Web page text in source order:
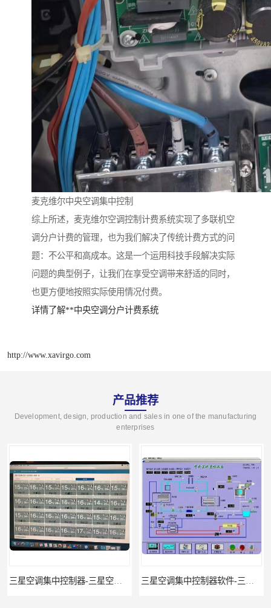
麦克维尔中央空调集中控制
综上所述，麦克维尔空调控制计费系统实现了多联机空
调分户计费的管理，也为我们解决了传统计费方式的问
题：不公平和高成本。这是一个运用科技手段解决实际
问题的典型例子，让我们在享受空调带来舒适的同时，
也更方便地按照实际使用情况付费。
详情了解**中央空调分户计费系统
http://www.xavirgo.com
产品推荐
Development, design, production and sales in one of the manufacturing
enterprises